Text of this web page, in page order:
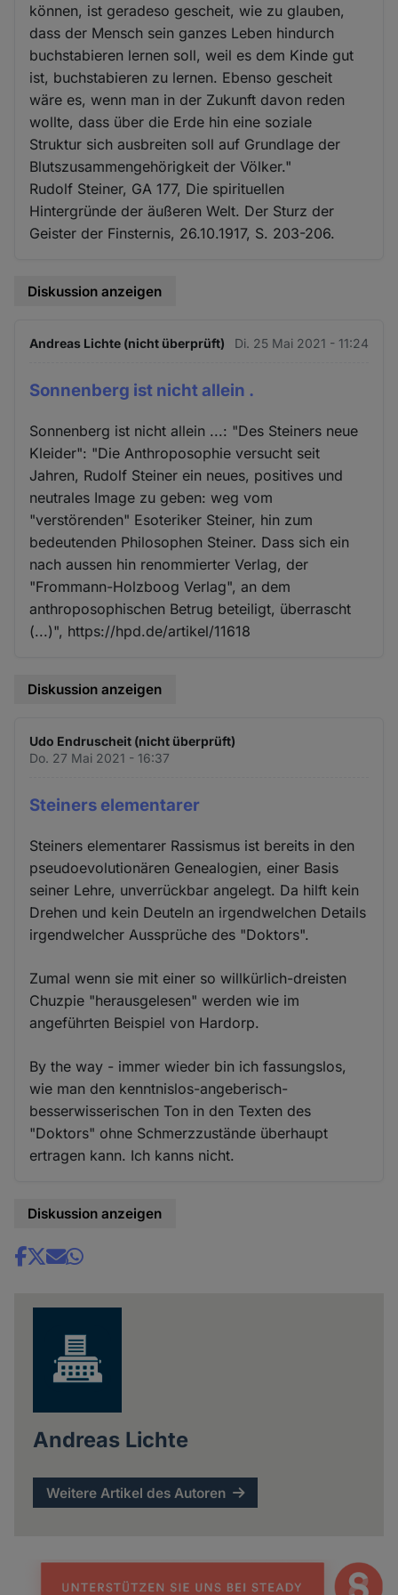
können, ist geradeso gescheit, wie zu glauben,
dass der Mensch sein ganzes Leben hindurch
buchstabieren lernen soll, weil es dem Kinde gut
ist, buchstabieren zu lernen. Ebenso gescheit
wäre es, wenn man in der Zukunft davon reden
wollte, dass über die Erde hin eine soziale
Struktur sich ausbreiten soll auf Grundlage der
Blutszusammengehörigkeit der Völker."
Rudolf Steiner, GA 177, Die spirituellen
Hintergründe der äußeren Welt. Der Sturz der
Geister der Finsternis, 26.10.1917, S. 203-206.
Diskussion anzeigen
Andreas Lichte (nicht überprüft) Di. 25 Mai 2021 - 11:24
Sonnenberg ist nicht allein .
Sonnenberg ist nicht allein ...: "Des Steiners neue
Kleider": "Die Anthroposophie versucht seit
Jahren, Rudolf Steiner ein neues, positives und
neutrales Image zu geben: weg vom
"verstörenden" Esoteriker Steiner, hin zum
bedeutenden Philosophen Steiner. Dass sich ein
nach aussen hin renommierter Verlag, der
"Frommann-Holzboog Verlag", an dem
anthroposophischen Betrug beteiligt, überrascht
(...)", https://hpd.de/artikel/11618
Diskussion anzeigen
Udo Endruscheit (nicht überprüft)
Do. 27 Mai 2021 - 16:37
Steiners elementarer
Steiners elementarer Rassismus ist bereits in den
pseudoevolutionären Genealogien, einer Basis
seiner Lehre, unverrückbar angelegt. Da hilft kein
Drehen und kein Deuteln an irgendwelchen Details
irgendwelcher Aussprüche des "Doktors".
Zumal wenn sie mit einer so willkürlich-dreisten
Chuzpie "herausgelesen" werden wie im
angeführten Beispiel von Hardorp.
By the way - immer wieder bin ich fassungslos,
wie man den kenntnislos-angeberisch-
besserwisserischen Ton in den Texten des
"Doktors" ohne Schmerzzustände überhaupt
ertragen kann. Ich kanns nicht.
Diskussion anzeigen
Share
Andreas Lichte
Weitere Artikel des Autoren